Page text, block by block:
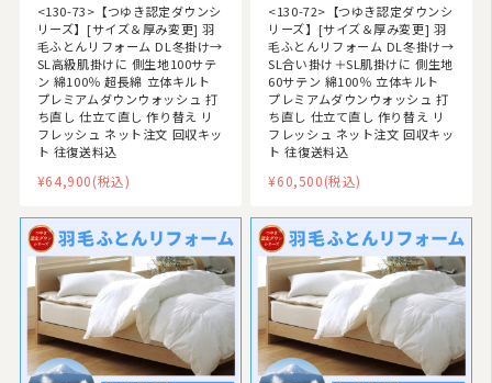
<130-73>【つゆき認定ダウンシ
リーズ】[サイズ＆厚み変更] 羽
毛ふとんリフォーム DL冬掛け→
SL高級肌掛けに 側生地100サテ
ン 綿100％ 超長綿 立体キルト
プレミアムダウンウォッシュ 打
ち直し 仕立て直し 作り替え リ
フレッシュ ネット注文 回収キッ
ト 往復送料込
¥64,900(税込)
<130-72>【つゆき認定ダウンシ
リーズ】[サイズ＆厚み変更] 羽
毛ふとんリフォーム DL冬掛け→
SL合い掛け＋SL肌掛けに 側生地
60サテン 綿100％ 立体キルト
プレミアムダウンウォッシュ 打
ち直し 仕立て直し 作り替え リ
フレッシュ ネット注文 回収キッ
ト 往復送料込
¥60,500(税込)